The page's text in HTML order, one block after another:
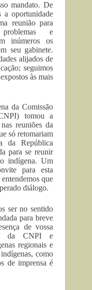
mandato. De
a oportunidade
reunião para
e
inúmeros os
seu gabinete.
alijados de
seguimos
às mais
da Comissão
tomou a
reuniões da
só retomariam
da República
para se reunir
indígena. Um
para esta
que
diálogo.
ser no sentido
para breve
de vossa
da CNPI e
regionais e
como
de imprensa é